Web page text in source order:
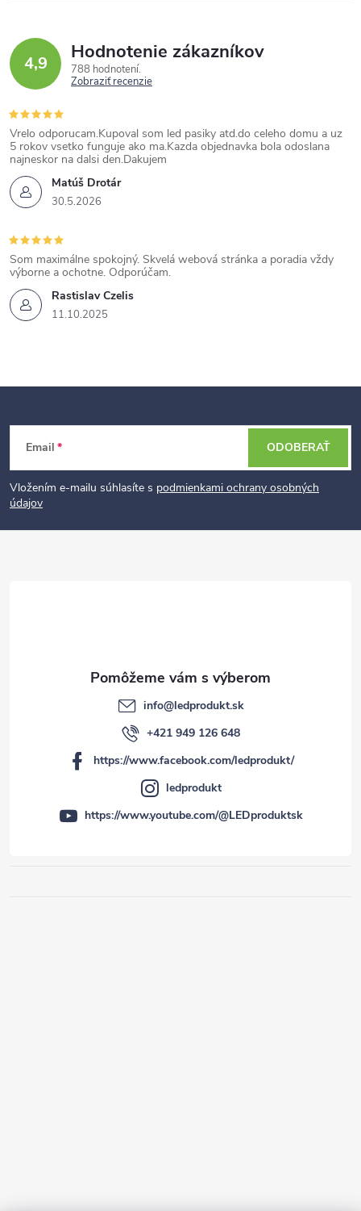
4,9 Hodnotenie zákazníkov
788 hodnotení
Zobraziť recenzie
Matúš Drotár
30.5.2026
Vrelo odporucam.Kupoval som led pasiky atd.do celeho domu a uz
5 rokov vsetko funguje ako ma.Kazda objednavka bola odoslana
najneskor na dalsi den.Dakujem
Rastislav Czelis
11.10.2025
Som maximálne spokojný. Skvelá webová stránka a poradia vždy
výborne a ochotne. Odporúčam.
t
Email
Vložením e-mailu súhlasíte s podmienkami ochrany osobných
údajov
ODOBERAŤ
info@ledprodukt.sk
+421 949 126 648
https://www.facebook.com/ledprodukt/
ledprodukt
https://www.youtube.com/@LEDproduktsk